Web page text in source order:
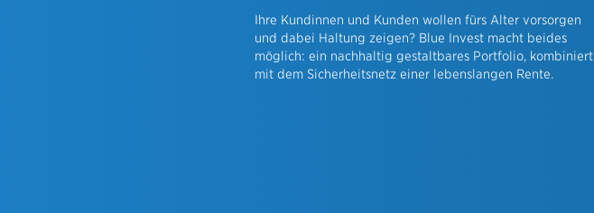
Gewerbewelt
Branchenlösungen
⇒
⇒
Ihre Kundinnen und Kunden wollen fürs Alter vorsorgen
und dabei Haltung zeigen? Blue Invest macht beides
möglich: ein nachhaltig gestaltbares Portfolio, kombiniert
mit dem Sicherheitsnetz einer lebenslangen Rente.